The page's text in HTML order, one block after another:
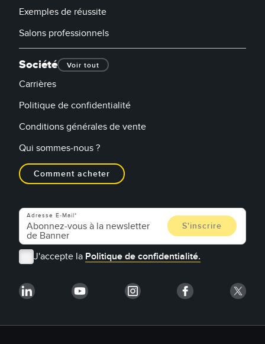
Exemples de réussite
Salons professionnels
Société Voir tout
Carrières
Politique de confidentialité
Conditions générales de vente
Qui sommes-nous ?
Comment acheter
Adresse E-Mail
J'accepte la Politique de confidentialité.